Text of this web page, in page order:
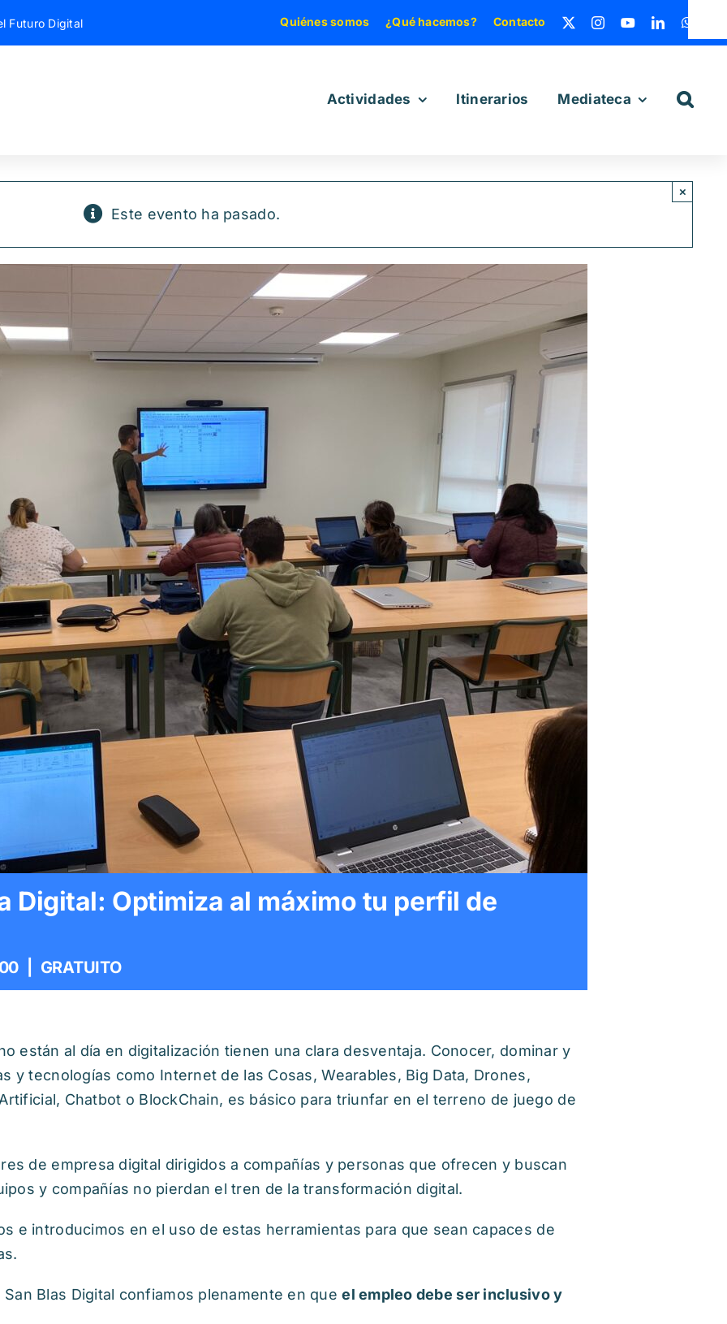
Futuro Digital Quiénes somos ¿Qué hacemos? Contacto
Actividades Itinerarios Mediateca
Este evento ha pasado.
×
Digital: Optimiza al máximo tu perfil de
GRATUITO
están al día en digitalización tienen una clara desventaja. Conocer, dominar y
y tecnologías como Internet de las Cosas, Wearables, Big Data, Drones,
Chatbot o BlockChain, es básico para triunfar en el terreno de juego de
de empresa digital dirigidos a compañías y personas que ofrecen y buscan
y compañías no pierdan el tren de la transformación digital.
e introducimos en el uso de estas herramientas para que sean capaces de
San Blas Digital confiamos plenamente en queel empleo debe ser inclusivo y